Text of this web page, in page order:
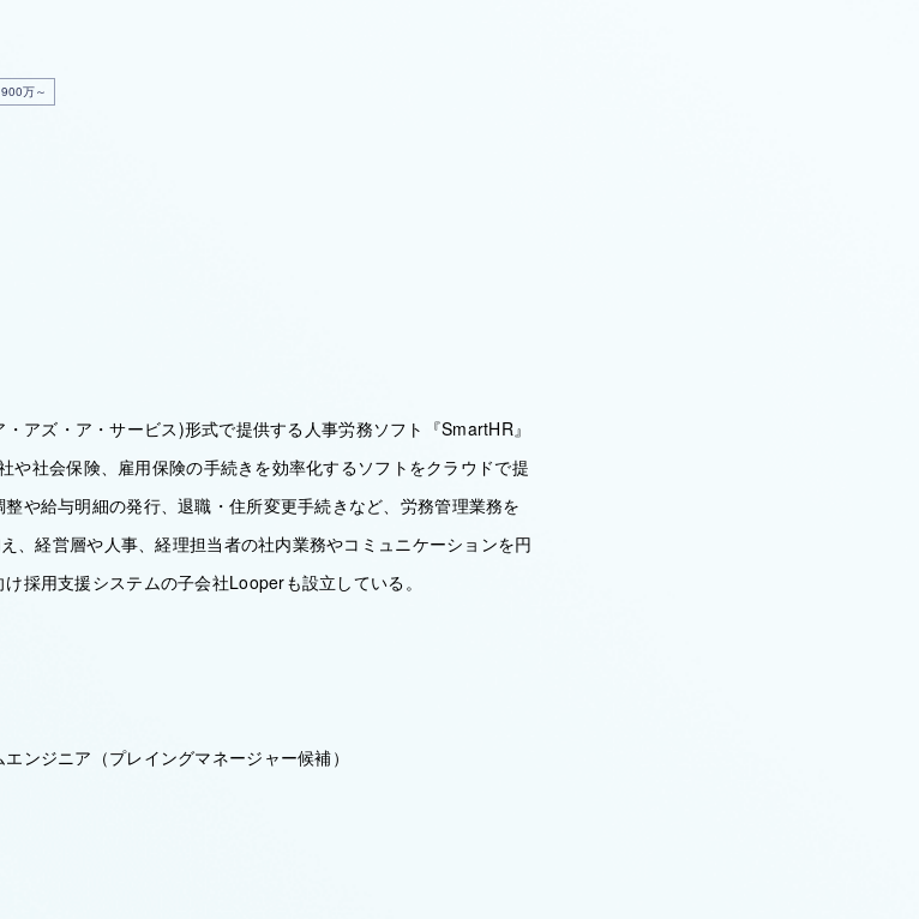
900万～
アズ・ア・サービス)形式で提供する人事労務ソフト『SmartHR』
や社会保険、雇用保険の手続きを効率化するソフトをクラウドで提
や給与明細の発行、退職・住所変更手続きなど、労務管理業務を
、経営層や人事、経理担当者の社内業務やコミュニケーションを円
採用支援システムの子会社Looperも設立している。
ンジニア（プレイングマネージャー候補）